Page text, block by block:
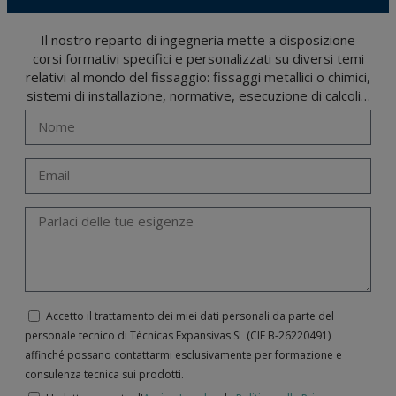
Il nostro reparto di ingegneria mette a disposizione
corsi formativi specifici e personalizzati su diversi temi
relativi al mondo del fissaggio: fissaggi metallici o chimici,
sistemi di installazione, normative, esecuzione di calcoli…
Accetto il trattamento dei miei dati personali da parte del
personale tecnico di Técnicas Expansivas SL (CIF B-­26220491)
affinché possano contattarmi esclusivamente per formazione e
consulenza tecnica sui prodotti.